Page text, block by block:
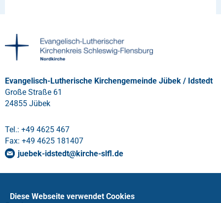
Evangelisch-Lutherische Kirchengemeinde Jübek / Idstedt
Große Straße 61
24855 Jübek
Tel.: +49 4625 467
Fax: +49 4625 181407
juebek-idstedt@kirche-slfl.de
Diese Webseite verwendet Cookies